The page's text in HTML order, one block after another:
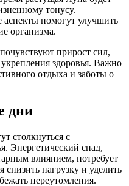
тонусу.
помогут улучшить
организма.
прирост сил,
здоровья. Важно
отдыха и заботы о
дни
столкнуться с
Энергетический спад,
влиянием, потребует
снизить нагрузку и уделить
переутомления.